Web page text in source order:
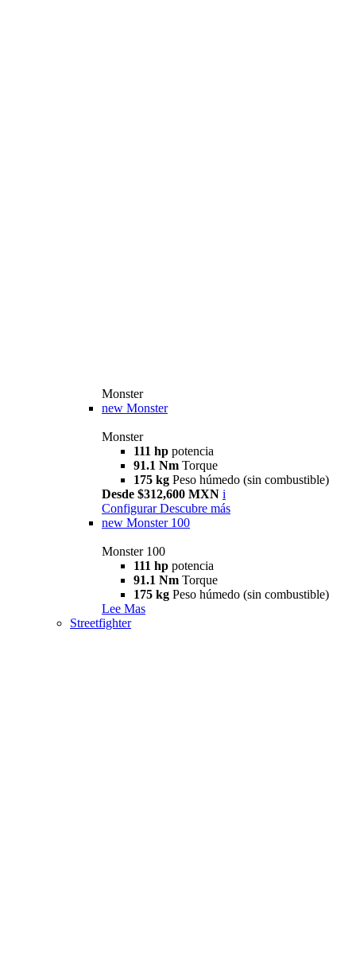
Monster
new Monster
Monster
111 hp potencia
91.1 Nm Torque
175 kg Peso húmedo (sin combustible)
Desde $312,600 MXN i
Configurar Descubre más
new Monster 100
Monster 100
111 hp potencia
91.1 Nm Torque
175 kg Peso húmedo (sin combustible)
Lee Mas
Streetfighter